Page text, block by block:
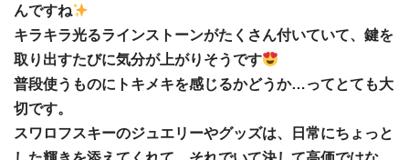
んですね
キラキラ光るラインストーンがたくさん付いていて、鍵を
取り出すたびに気分が上がりそうです
普段使うものにトキメキを感じるかどうか…ってとても大
切です。
スワロフスキーのジュエリーやグッズは、日常にちょっと